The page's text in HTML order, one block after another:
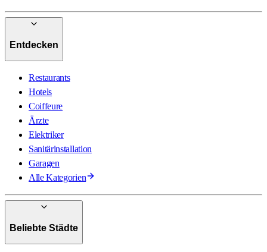
Entdecken
Restaurants
Hotels
Coiffeure
Ärzte
Elektriker
Sanitärinstallation
Garagen
Alle Kategorien
Beliebte Städte